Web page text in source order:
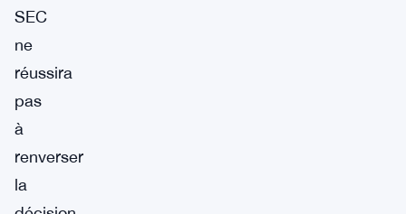
SEC
ne
réussira
pas
à
renverser
la